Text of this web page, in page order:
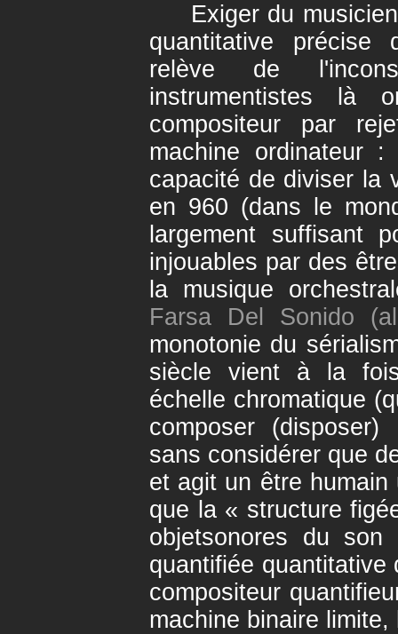
Exiger du musicien
quantitative précise
relève de
instrumentistes
compositeur par
machine ordinateur
capacité de diviser la
en 960 (dans le
largement suffisant
injouables par des
la musique
Farsa Del Sonido
monotonie du
siècle vient à la
échelle chromatique
composer
sans considérer que
et agit un être
que la « structure
objetsonores du son
quantifiée quantitative
compositeur
machine binaire